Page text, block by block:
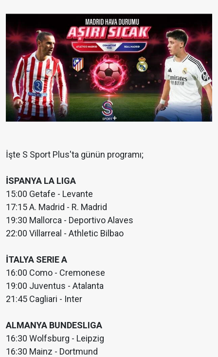
İşte S Sport Plus'ta günün programı;
İSPANYA LA LIGA
15:00 Getafe - Levante
17:15 A. Madrid - R. Madrid
19:30 Mallorca - Deportivo Alaves
22:00 Villarreal - Athletic Bilbao
İTALYA SERIE A
16:00 Como - Cremonese
19:00 Juventus - Atalanta
21:45 Cagliari - Inter
ALMANYA BUNDESLIGA
16:30 Wolfsburg - Leipzig
16:30 Mainz - Dortmund